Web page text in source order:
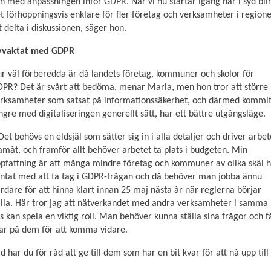
förhoppningsvis enklare för fler företag och verksamheter i
delta i diskussionen, säger hon.
med GDPR
väl förberedda är då landets företag, kommuner och skolor för
Det är svårt att bedöma, menar Maria, men hon tror att större
som satsat på informationssäkerhet, och därmed
med digitaliseringen generellt sätt, har ett bättre utgångsläge.
behövs en eldsjäl som sätter sig in i alla detaljer och driver
och framför allt behöver arbetet ta plats i budgeten. Min
är att många mindre företag och kommuner av olika skäl
med att ta tag i GDPR-frågan och då behöver man jobba ännu
för att hinna klart innan 25 maj nästa år när reglerna börjar
Här tror jag att nätverkandet med andra verksamheter i samma
kan spela en viktig roll. Man behöver kunna ställa sina frågor och
på dem för att komma vidare.
har du för råd att ge till dem som har en bit kvar för att nå upp till
För att vi ska
kunna
förbättra
funktionalitet
uppbyggnad,
baserat på
hur
hemsidan
Upplevelse
För att vår
hemsida ska
prestera så
bra som
möjligt under
Om du nekar